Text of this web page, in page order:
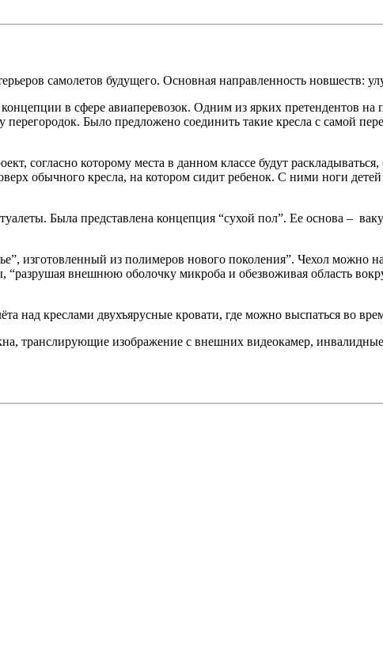
самолетов будущего. Основная направленность новшеств:
в сфере авиаперевозок. Одним из ярких претендентов на
Было предложено соединить такие кресла с самой
согласно которому места в данном классе будут
обычного кресла, на котором сидит ребенок. С ними ноги детей
Была представлена концепция “сухой пол”. Ее основа –
изготовленный из полимеров нового поколения”. Чехол можно
внешнюю оболочку микроба и обезвоживая область
над креслами двухъярусные кровати, где можно выспаться во
транслирующие изображение с внешних видеокамер,